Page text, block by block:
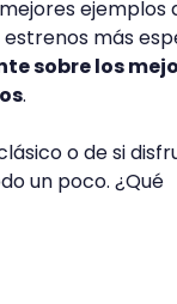
ejemplos
más
sobre los
.
o de si
un poco. ¿Qué